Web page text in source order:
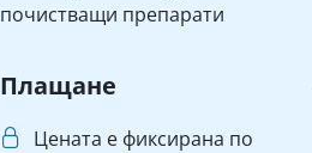
почистващи препарати
Плащане
Цената е фиксирана по